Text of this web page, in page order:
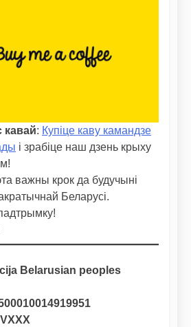
кавай: Купіце каву камандзе
і зрабіце наш дзень крыху
важны крок да будучыні
Беларусі.
Belarusian peoples